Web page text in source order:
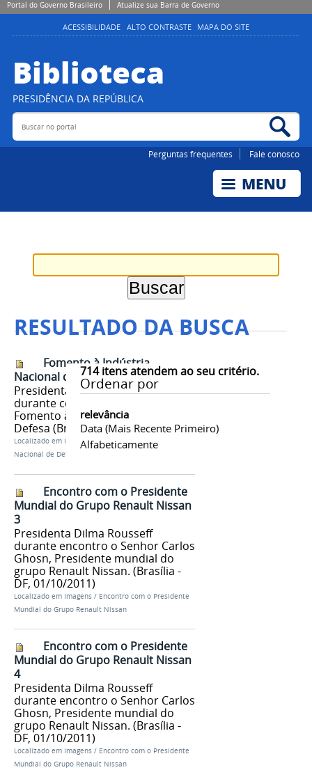
Portal do Governo Brasileiro Atualize sua Barra de Governo
ACESSIBILIDADE ALTO CONTRASTE MAPA DO SITE
Biblioteca
PRESIDÊNCIA DA REPÚBLICA
Buscar no portal
Perguntas frequentes Fale conosco
RESULTADO DA BUSCA
714itens atendem ao seu critério.
Ordenar por
relevância
Data (mais Recente Primeiro)
Alfabeticamente
Fomento à Indústria
Nacional de Defesa
Presidenta Dilma Rousseff
durante cerimônia de anúncio de
Fomento à indústria Nacional de
Defesa (Brasília-DF, 29/09/2011)
Localizado em Imagens /Fomento à Indústria
Nacional de Defesa
Encontro com o Presidente
Mundial do Grupo Renault Nissan
3
Presidenta Dilma Rousseff
durante encontro o Senhor Carlos
Ghosn, Presidente mundial do
grupo Renault Nissan. (Brasília -
DF, 01/10/2011)
Localizado em Imagens / Encontro com o Presidente
Mundial do Grupo Renault Nissan
Encontro com o Presidente
Mundial do Grupo Renault Nissan
4
Presidenta Dilma Rousseff
durante encontro o Senhor Carlos
Ghosn, Presidente mundial do
grupo Renault Nissan. (Brasília -
DF, 01/10/2011)
Localizado em Imagens / Encontro com o Presidente
Mundial do Grupo Renault Nissan